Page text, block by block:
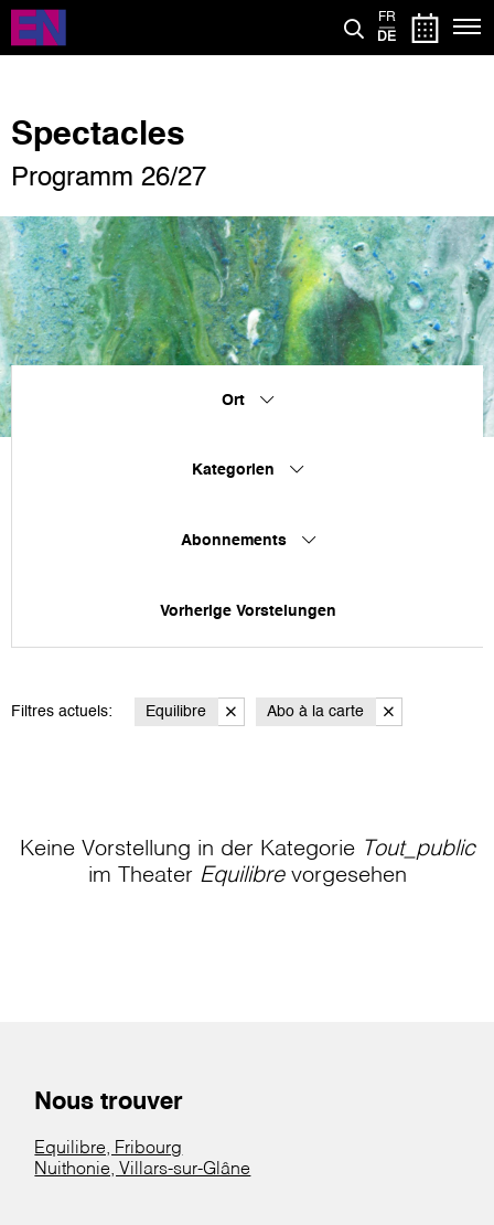
Direkt
zum
Inhalt
FR
DE
Spectacles
Programm 26/27
Ort
Kategorien
Abonnements
Vorherige Vorstelungen
Filtres actuels: Equilibre Abo à la carte
Keine Vorstellung in der Kategorie Tout_public
im Theater Equilibrevorgesehen
Nous trouver
Equilibre, Fribourg
Nuithonie, Villars-sur-Glâne